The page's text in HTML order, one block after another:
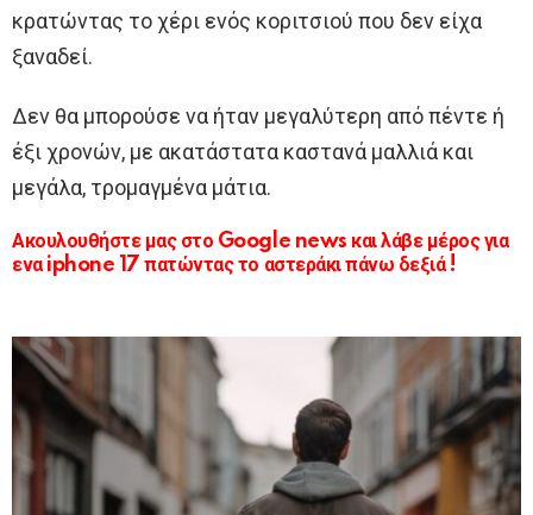
κρατώντας το χέρι ενός κοριτσιού που δεν είχα
ξαναδεί.
Δεν θα μπορούσε να ήταν μεγαλύτερη από πέντε ή
έξι χρονών, με ακατάστατα καστανά μαλλιά και
μεγάλα, τρομαγμένα μάτια.
Ακουλουθήστε μας στο Google news και λάβε μέρος για
ενα iphone 17 πατώντας το αστεράκι πάνω δεξιά !